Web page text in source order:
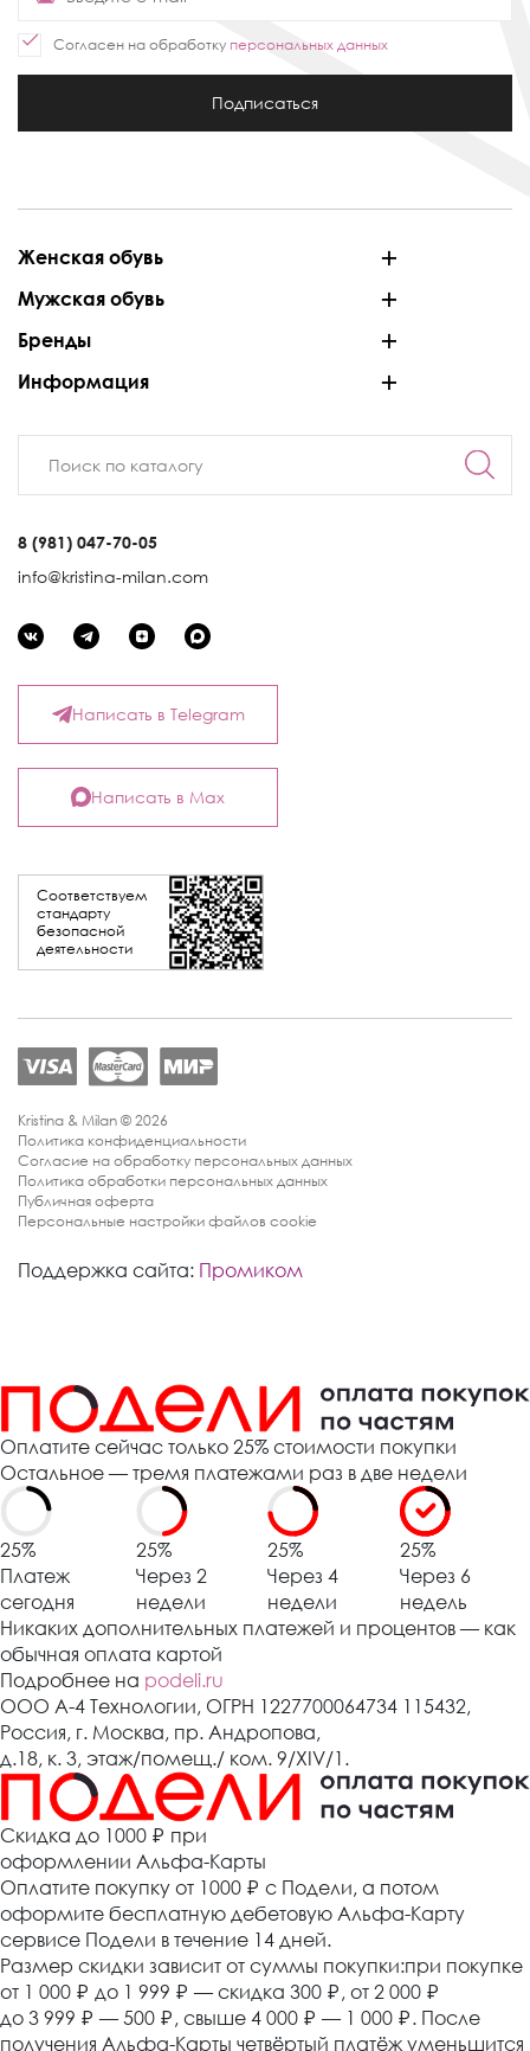
Согласен на обработку персональных данных
Подписаться
Женская обувь
Мужская обувь
Бренды
Информация
8 (981) 047-70-05
info@kristina-milan.com
Соответствуем
стандарту
безопасной
деятельности
Написать в Telegram
Написать в Max
Kristina & Milan © 2026
Политика конфиденциальности
Согласие на обработку персональных данных
Политика обработки персональных данных
Публичная оферта
Персональные настройки файлов cookie
Поддержка сайта: Промиком
Оплатите сейчас только 25% стоимости покупки
Остальное — тремя платежами раз в две недели
25%
Платеж
сегодня
25%
Через 2
недели
25%
Через 4
недели
25%
Через 6
недель
Никаких дополнительных платежей и процентов — как
обычная оплата картой
Подробнее на podeli.ru
ООО А-4 Технологии, ОГРН 1227700064734 115432,
Россия, г. Москва, пр. Андропова,
д.18, к. 3, этаж/помещ./ ком. 9/XIV/1.
Cкидка до 1000 ₽ при
оформлении Альфа-Карты
Оплатите покупку от 1000 ₽ с Подели, а потом
оформите бесплатную дебетовую Альфа-Карту
сервисе Подели в течение 14 дней.
Размер скидки зависит от суммы покупки:при покупке
от 1 000 ₽ до 1 999 ₽ — скидка 300 ₽ , от 2 000 ₽
до 3 999 ₽ — 500 ₽ , свыше 4 000 ₽ — 1 000 ₽. После
получения Альфа-Карты четвёртый платёж уменьшится